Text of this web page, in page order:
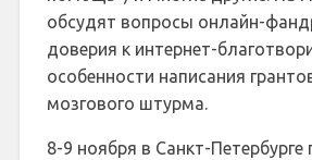
обсудят вопросы онлайн-
доверия к интернет-
особенности написания
мозгового штурма.
8-9 ноября в Санкт-Петербурге